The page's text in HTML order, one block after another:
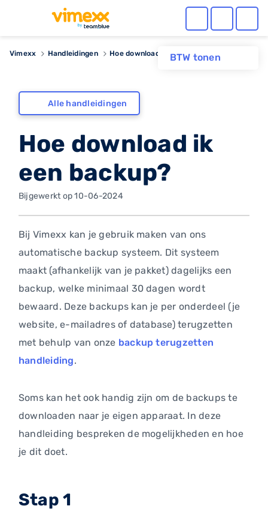
BTW tonen
Vimexx Handleidingen Hoe download ik een backup?
Alle handleidingen
Hoe download ik
een backup?
Bijgewerkt op 10-06-2024
Bij Vimexx kan je gebruik maken van ons
automatische backup systeem. Dit systeem
maakt (afhankelijk van je pakket) dagelijks een
backup, welke minimaal 30 dagen wordt
bewaard. Deze backups kan je per onderdeel (je
website, e-mailadres of database) terugzetten
met behulp van onze backup terugzetten
handleiding.
Soms kan het ook handig zijn om de backups te
downloaden naar je eigen apparaat. In deze
handleiding bespreken de mogelijkheden en hoe
je dit doet.
Stap 1